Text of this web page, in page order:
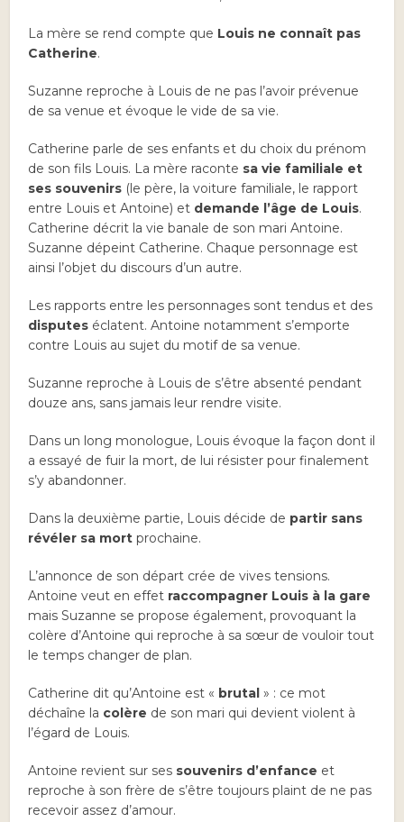
La mère se rend compte que Louis ne connaît pas
Catherine.
Suzanne reproche à Louis de ne pas l’avoir prévenue
de sa venue et évoque le vide de sa vie.
Catherine parle de ses enfants et du choix du prénom
de son fils Louis. La mère raconte sa vie familiale et
ses souvenirs (le père, la voiture familiale, le rapport
entre Louis et Antoine) et demande l’âge de Louis.
Catherine décrit la vie banale de son mari Antoine.
Suzanne dépeint Catherine. Chaque personnage est
ainsi l’objet du discours d’un autre.
Les rapports entre les personnages sont tendus et des
disputes éclatent. Antoine notamment s’emporte
contre Louis au sujet du motif de sa venue.
Suzanne reproche à Louis de s’être absenté pendant
douze ans, sans jamais leur rendre visite.
Dans un long monologue, Louis évoque la façon dont il
a essayé de fuir la mort, de lui résister pour finalement
s’y abandonner.
Dans la deuxième partie, Louis décide de partir sans
révéler sa mort prochaine.
L’annonce de son départ crée de vives tensions.
Antoine veut en effet raccompagner Louis à la gare
mais Suzanne se propose également, provoquant la
colère d’Antoine qui reproche à sa sœur de vouloir tout
le temps changer de plan.
Catherine dit qu’Antoine est « brutal» : ce mot
déchaîne la colère de son mari qui devient violent à
l’égard de Louis.
Antoine revient sur ses souvenirs d’enfance et
reproche à son frère de s’être toujours plaint de ne pas
recevoir assez d’amour.